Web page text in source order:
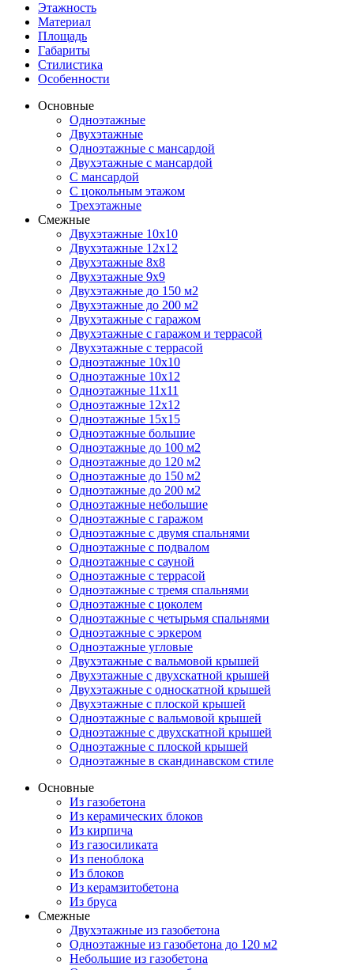
Этажность
Материал
Площадь
Габариты
Стилистика
Особенности
Основные
Одноэтажные
Двухэтажные
Одноэтажные с мансардой
Двухэтажные с мансардой
С мансардой
С цокольным этажом
Трехэтажные
Смежные
Двухэтажные 10х10
Двухэтажные 12х12
Двухэтажные 8х8
Двухэтажные 9х9
Двухэтажные до 150 м2
Двухэтажные до 200 м2
Двухэтажные с гаражом
Двухэтажные с гаражом и террасой
Двухэтажные с террасой
Одноэтажные 10х10
Одноэтажные 10х12
Одноэтажные 11х11
Одноэтажные 12х12
Одноэтажные 15х15
Одноэтажные большие
Одноэтажные до 100 м2
Одноэтажные до 120 м2
Одноэтажные до 150 м2
Одноэтажные до 200 м2
Одноэтажные небольшие
Одноэтажные с гаражом
Одноэтажные с двумя спальнями
Одноэтажные с подвалом
Одноэтажные с сауной
Одноэтажные с террасой
Одноэтажные с тремя спальнями
Одноэтажные с цоколем
Одноэтажные с четырьмя спальнями
Одноэтажные с эркером
Одноэтажные угловые
Двухэтажные с вальмовой крышей
Двухэтажные с двухскатной крышей
Двухэтажные с односкатной крышей
Двухэтажные с плоской крышей
Одноэтажные с вальмовой крышей
Одноэтажные с двухскатной крышей
Одноэтажные с плоской крышей
Одноэтажные в скандинавском стиле
Основные
Из газобетона
Из керамических блоков
Из кирпича
Из газосиликата
Из пеноблока
Из блоков
Из керамзитобетона
Из бруса
Смежные
Двухэтажные из газобетона
Одноэтажные из газобетона до 120 м2
Небольшие из газобетона